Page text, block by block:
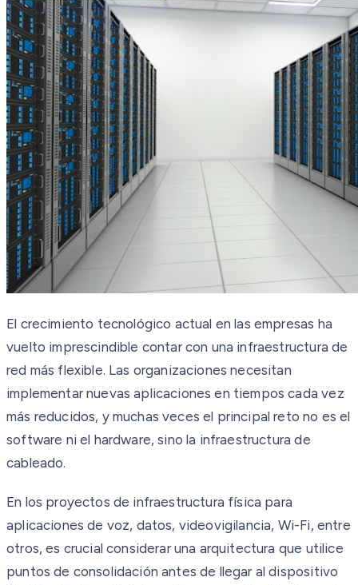
El crecimiento tecnológico actual en las empresas ha
vuelto imprescindible contar con una infraestructura de
red más flexible. Las organizaciones necesitan
implementar nuevas aplicaciones en tiempos cada vez
más reducidos, y muchas veces el principal reto no es el
software ni el hardware, sino la infraestructura de
cableado.
En los proyectos de infraestructura física para
aplicaciones de voz, datos, videovigilancia, Wi-Fi, entre
otros, es crucial considerar una arquitectura que utilice
puntos de consolidación antes de llegar al dispositivo